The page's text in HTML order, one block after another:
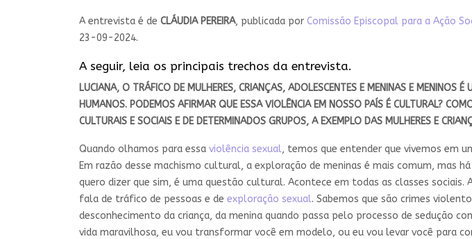
A entrevista é de CLÁUDIA PEREIRA, publicada por Comissão Episcopal para a Ação
23-09-2024.
A seguir, leia os principais trechos da entrevista.
LUCIANA, O TRÁFICO DE MULHERES, CRIANÇAS, ADOLESCENTES E MENINAS E MENINOS É
HUMANOS. PODEMOS AFIRMAR QUE ESSA VIOLÊNCIA EM NOSSO PAÍS É CULTURAL?
CULTURAIS E SOCIAIS E DE DETERMINADOS GRUPOS, A EXEMPLO DAS MULHERES E
Quando olhamos para essa violência sexual, temos que entender que vivemos em
Em razão desse machismo cultural, a exploração de meninas é mais comum, mas
quero dizer que sim, é uma questão cultural. Acontece em todas as classes
fala de tráfico de pessoas e de exploração sexual. Sabemos que são crimes
desconhecimento da criança, da menina quando passa pelo processo de sedução
vida maravilhosa, eu vou transformar você em modelo, ou eu vou levar você para